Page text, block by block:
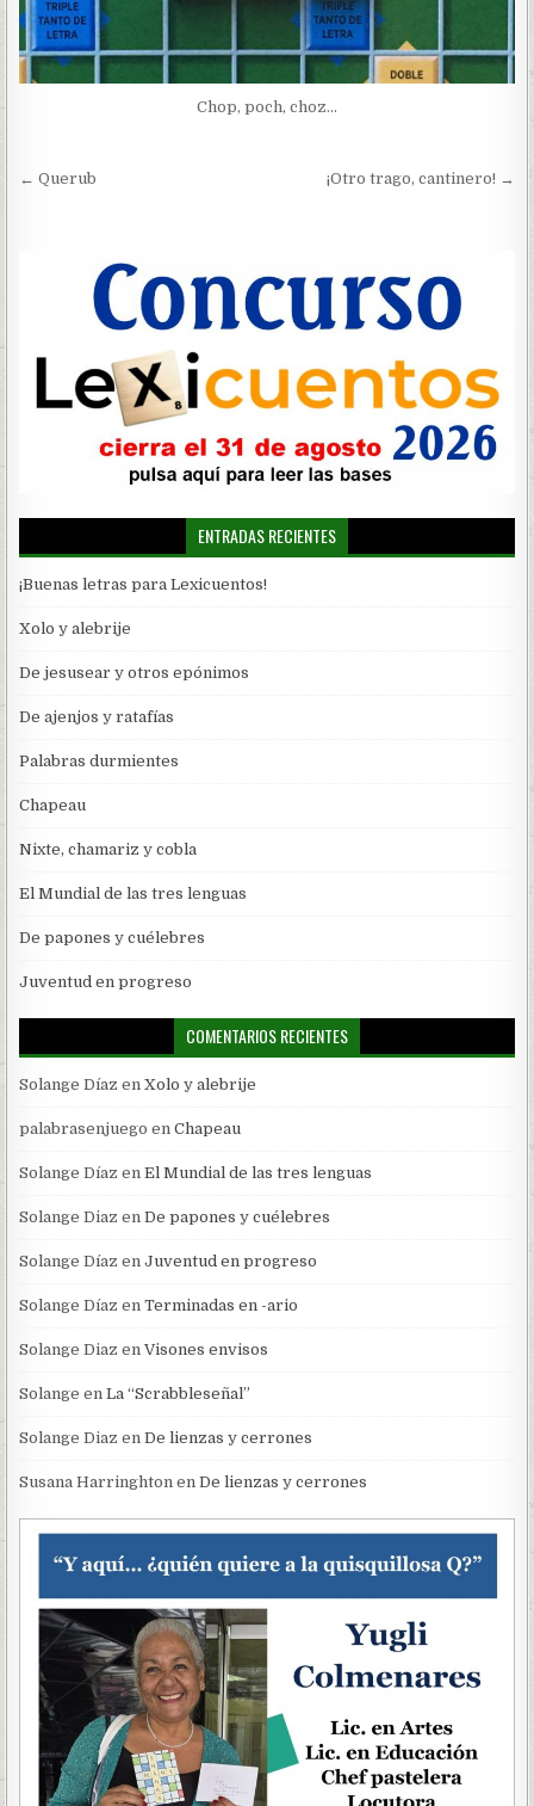
Chop, poch, choz…
Navegación
← Querub ¡Otro trago, cantinero! →
ENTRADAS RECIENTES
¡Buenas letras para Lexicuentos!
Xolo y alebrije
De jesusear y otros epónimos
De ajenjos y ratafías
Palabras durmientes
Chapeau
Nixte, chamariz y cobla
El Mundial de las tres lenguas
De papones y cuélebres
Juventud en progreso
COMENTARIOS RECIENTES
Solange Díaz enXolo y alebrije
palabrasenjuego enChapeau
Solange Díaz enEl Mundial de las tres lenguas
Solange Diaz enDe papones y cuélebres
Solange Díaz enJuventud en progreso
Solange Díaz enTerminadas en -ario
Solange Diaz enVisones envisos
Solange enLa “Scrabbleseñal”
Solange Diaz enDe lienzas y cerrones
Susana Harringhton enDe lienzas y cerrones